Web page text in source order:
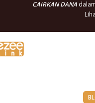
CAIRKAN DANA